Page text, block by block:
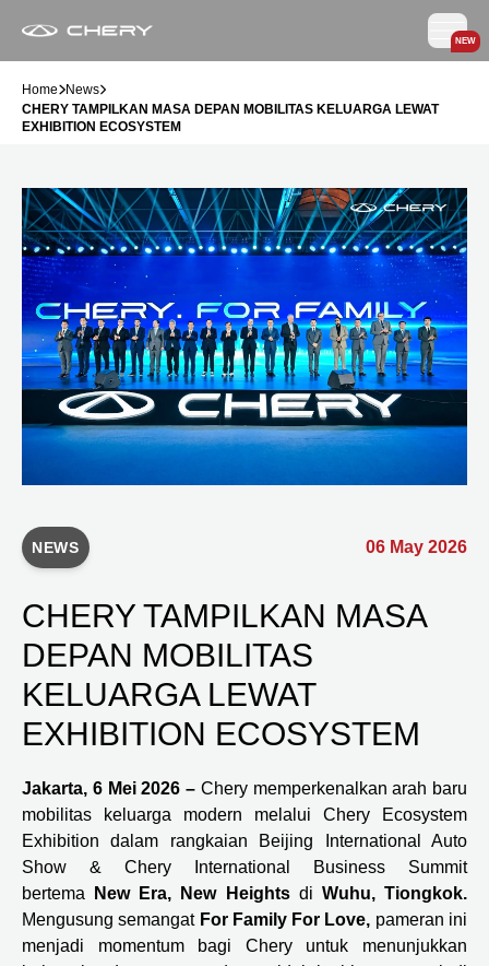
NEW
Home News
CHERY TAMPILKAN MASA DEPAN MOBILITAS KELUARGA LEWAT
EXHIBITION ECOSYSTEM
NEWS 06 May 2026
CHERY TAMPILKAN MASA
DEPAN MOBILITAS
KELUARGA LEWAT
EXHIBITION ECOSYSTEM
Jakarta, 6 Mei 2026 – Chery memperkenalkan arah baru
mobilitas keluarga modern melalui Chery Ecosystem
Exhibition dalam rangkaian Beijing International Auto
Show & Chery International Business Summit
bertema
New Era, New Heights di Wuhu, Tiongkok.
Mengusung semangat For Family For Love, pameran ini
menjadi momentum bagi Chery untuk menunjukkan